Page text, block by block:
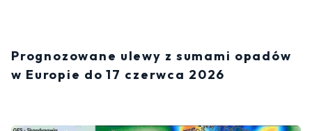
Prognozowane ulewy z sumami opadów
w Europie do 17 czerwca 2026